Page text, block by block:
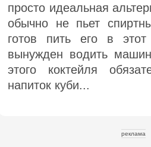
просто идеальная
обычно не пьет
готов пить его в
вынужден водить
этого коктейля
напиток куби...
реклама